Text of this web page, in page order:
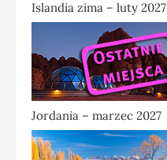
Islandia zima – luty 2027
Jordania – marzec 2027